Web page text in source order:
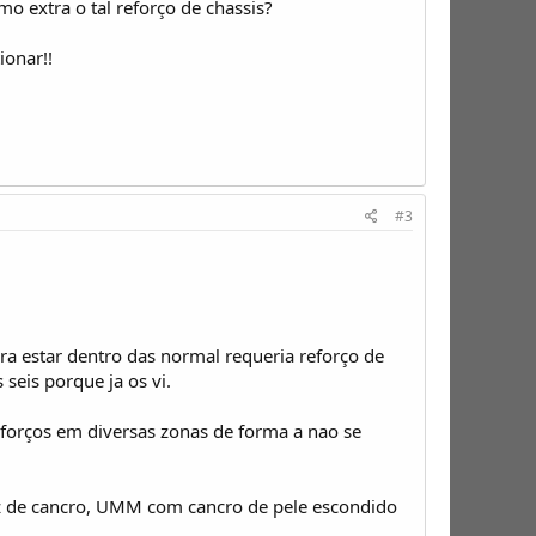
extra o tal reforço de chassis?
#3
estar dentro das normal requeria reforço de
porque ja os vi.
em diversas zonas de forma a nao se
cancro, UMM com cancro de pele escondido